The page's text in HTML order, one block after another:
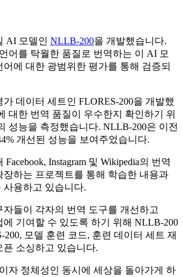
AI 모델인 NLLB-200을 개발했습니다.
어를 탁월한 품질로 번역하는 이 AI 모
어에 대한 광범위한 평가를 통해 검증되
데이터 세트인 FLORES-200을 개발했
대한 번역 품질이 우수한지 확인하기 위
성능을 측정했습니다. NLLB-200은 이전
개선된 성능을 보여주었습니다.
Facebook, Instagram 및 Wikipedia의 번역
장하는 프로젝트를 통해 학습한 내용과
사용하고 있습니다.
자들이 각자의 번역 도구를 개선하고
에 기여할 수 있도록 하기 위해 NLLB-200
200, 모델 훈련 코드, 훈련 데이터 세트 재
픈 소싱하고 있습니다.
자 정체성인 동시에 세상을 돌아가게 하